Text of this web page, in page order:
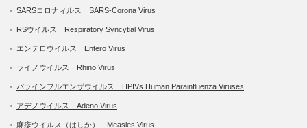
SARSコロナィルス SARS-Corona Virus
RSウイルス Respiratory Syncytial Virus
エンテロウイルス Entero Virus
ライノウイルス Rhino Virus
パラインフルエンザウイルス HPIVs Human Parainfluenza Viruses
アデノウイルス Adeno Virus
麻疹ウイルス（はしか） Measles Virus